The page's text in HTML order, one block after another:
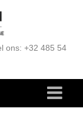
ons: +32 485 54